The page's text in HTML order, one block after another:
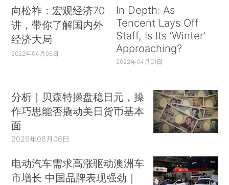
向松祚：宏观经济70
讲，带你了解国内外
经济大局
2022年04月06日
In Depth: As
Tencent Lays Off
Staff, Is Its ‘Winter’
Approaching?
2022年04月01日
分析｜贝森特操盘稳日元，操
作巧思能否撬动美日货币基本
面
2026年08月06日
电动汽车需求高涨驱动澳洲车
市增长 中国品牌表现强劲｜